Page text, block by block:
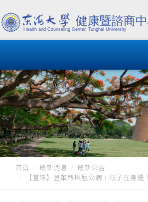
首頁 最新消息
最新公告
【宣導】登革熱與屈公病；蚊子在身邊！